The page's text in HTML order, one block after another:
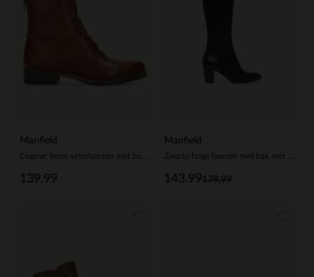
Manfield
139.99
Manfield
179.99
143.99